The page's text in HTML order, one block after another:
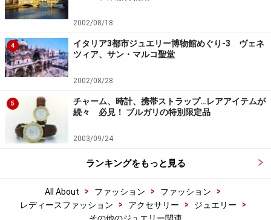
2002/08/18
4
イタリア3都市ジュエリー博物館めぐり-3 ヴェネ
ツィア、サン・マルコ聖堂
2002/08/28
5
チャーム、時計、携帯ストラップ…レアアイテムが
続々 必見！ ブルガリの特別限定品
2003/09/24
ランキングをもっと見る
All About > ファッション > ファッション
>
レディースファッション
> アクセサリー > ジュエリー
>